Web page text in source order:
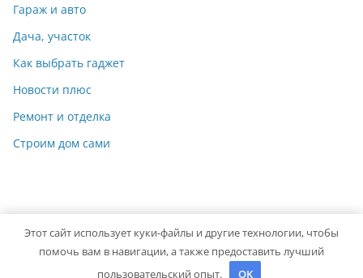
Гараж и авто
Дача, участок
Как выбрать гаджет
Новости плюс
Ремонт и отделка
Строим дом сами
Copyright © 2026 Мастер на Все Руки. Powered byColorMag
Этот сайт использует куки-файлы и другие технологии, чтобы
помочь вам в навигации, а также предоставить лучший
пользовательский опыт.
OK